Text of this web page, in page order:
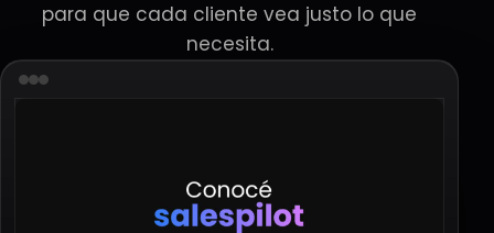
para que cada cliente vea justo lo que
necesita.